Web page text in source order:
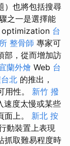
）也將包括搜尋
之一是選擇能
optimization 台
整骨師 專家可
部，從而增加訪
蘭外燴 Web 台
北 的推出，
用性。 新竹 撥
速度太慢或某些
面上。 新北 按
動裝置上表現
抓取難易程度時